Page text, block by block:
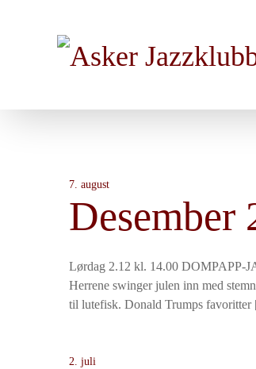
Skip to main content
7. august
Desember
Lørdag 2.12 kl. 14.00
Herrene swinger julen inn med
til lutefisk. Donald Trumps
2. juli